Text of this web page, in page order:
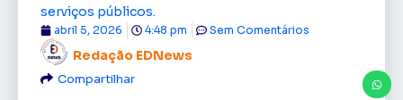
serviços públicos.
Redação EDNews
abril 5, 2026 4:48 pm Sem Comentários
Compartilhar